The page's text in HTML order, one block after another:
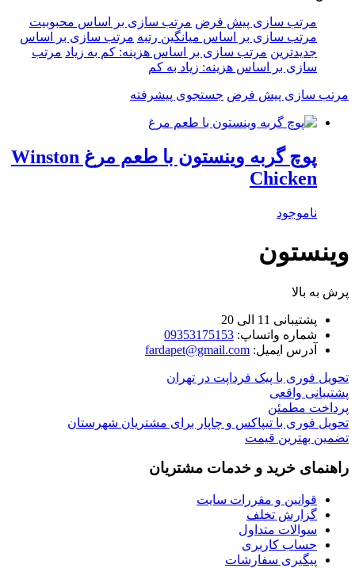
مرتب سازی پیش فرض مرتب سازی بر اساس محبوبیت
مرتب سازی بر اساس میانگین رتبه مرتب سازی بر اساس
جدیدترین مرتب سازی بر اساس هزینه: کم به زیاد مرتب
سازی بر اساس هزینه: زیاد به کم
مرتب سازی پیش فرض جستجوی پیشرفته
پوچ گربه وینستون با طعم مرغ Winston
Chicken
ناموجود
وینستون
پرش به بالا
پشتیبانی 11 الی 20
شماره واتساپ: 09353175153
آدرس ایمیل: fardapet@gmail.com
تحویل فوری با پیک فرداپت در تهران
پشتیبانی واقعی
پرداخت مطمئن
تحویل فوری با تیپاکس و چاپار برای مشتریان شهرستان
تضمین بهترین قیمت
راهنمای خرید و خدمات مشتریان
قوانین و مقررات سایت
گزارش تخلف
سوالات متداول
حساب کاربری
پیگیری سفارشات